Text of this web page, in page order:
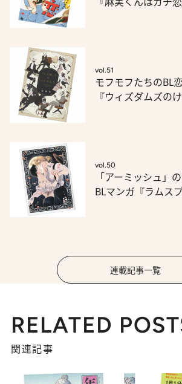
vol.51
モフモフたちのBL
『ウィズダムズの
vol.50
「アーミッシュ」
BLマンガ『ラムス
連載記事一覧
RELATED
関連記事